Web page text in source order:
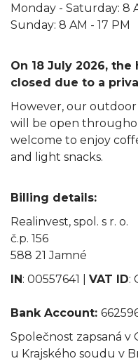
Monday - Saturday: 8
Sunday: 8 AM - 17 PM
On 18 July 2026,
closed due to a
However, our
will be open
welcome to enjoy
and light snacks.
Billing details:
Realinvest, spol. s r. o.
č.p. 156
588 21 Jamné
IN: 00557641 | VAT ID:
Bank Account:
Společnost zapsaná
u Krajského soudu v